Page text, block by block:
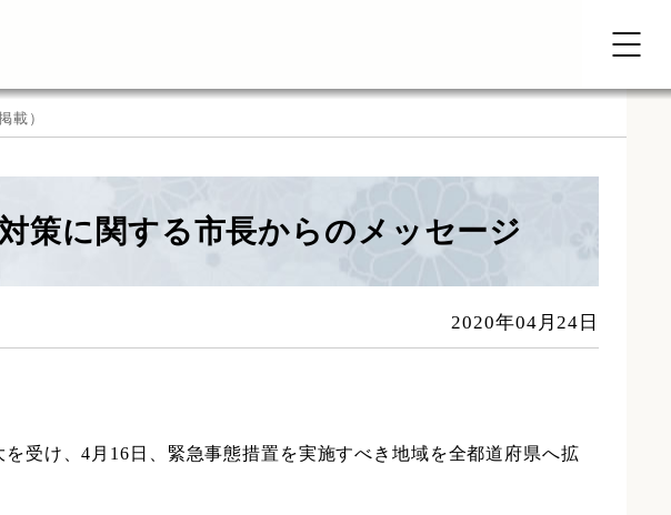
載）
策に関する市長からのメッセージ
2020年04月24日
受け、4月16日、緊急事態措置を実施すべき地域を全都道府県へ拡